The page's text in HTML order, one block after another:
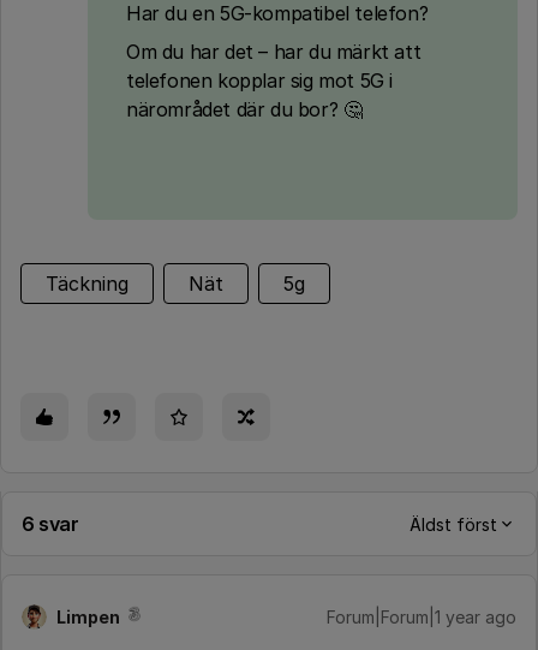
Har du en 5G-kompatibel telefon?
Om du har det – har du märkt att
telefonen kopplar sig mot 5G i
närområdet där du bor? 🤔
Täckning Nät 5g
6 svar Äldst först
Limpen Forum|Forum|1 year ago